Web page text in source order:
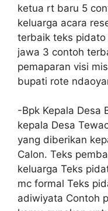
ketua rt baru 5
keluarga acara
terbaik teks
jawa 3 contoh
pemaparan visi
bupati rote
-Bpk Kepala Desa
kepala Desa
yang diberikan
Calon. Teks
keluarga Teks
mc formal Teks
adiwiyata Contoh